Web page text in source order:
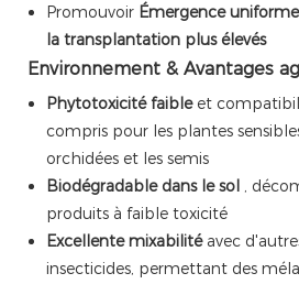
Promouvoir Émergence
la transplantation plus élevés
Environnement & Avantages
Phytotoxicité faible et
compris pour les plantes
orchidées et les semis
Biodégradable dans le sol ,
produits à faible toxicité
Excellente mixabilité avec
insecticides, permettant des